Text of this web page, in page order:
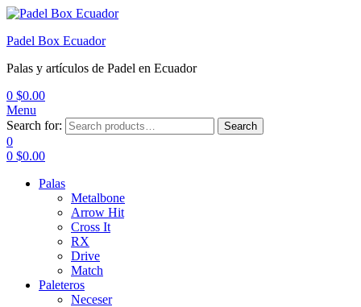
Padel Box Ecuador
Palas y artículos de Padel en Ecuador
0 $0.00
Menu
Search for:
Search
0
0 $0.00
Palas
Metalbone
Arrow Hit
Cross It
RX
Drive
Match
Paleteros
Neceser